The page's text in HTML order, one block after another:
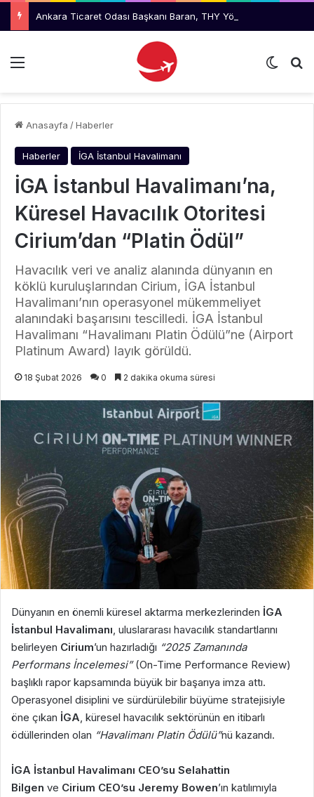
Menü Dış
Anasayfa /Haberler
Haberler İGA İstanbul Havalimanı
İGA İstanbul Havalimanı’na,
Küresel Havacılık Otoritesi
Cirium’dan “Platin Ödül”
Havacılık veri ve analiz alanında dünyanın en
köklü kuruluşlarından Cirium, İGA İstanbul
Havalimanı’nın operasyonel mükemmeliyet
alanındaki başarısını tescilledi. İGA İstanbul
Havalimanı “Havalimanı Platin Ödülü”ne (Airport
Platinum Award) layık görüldü.
18 Şubat 2026 0 2 dakika okuma süresi
Dünyanın en önemli küresel aktarma merkezlerinden İGA
İstanbul Havalimanı , uluslararası havacılık standartlarını
belirleyen Cirium’un hazırladığı “2025 Zamanında
Performans İncelemesi”(On-Time Performance Review)
başlıklı rapor kapsamında büyük bir başarıya imza attı.
Operasyonel disiplini ve sürdürülebilir büyüme stratejisiyle
öne çıkan İGA , küresel havacılık sektörünün en itibarlı
ödüllerinden olan “Havalimanı Platin Ödülü”nü kazandı.
İGA İstanbul Havalimanı CEO’su Selahattin
Bilgen ve Cirium CEO’su Jeremy Bowen’ın katılımıyla